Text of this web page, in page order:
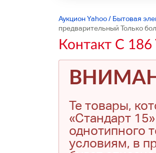
Аукцион Yahoo/ Бытовая
предварительный Только
Контакт C
Те товары,
«Стандарт
однотипного
условиям, в